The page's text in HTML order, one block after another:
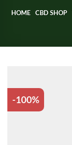
HOME CBD SHOP
-100%